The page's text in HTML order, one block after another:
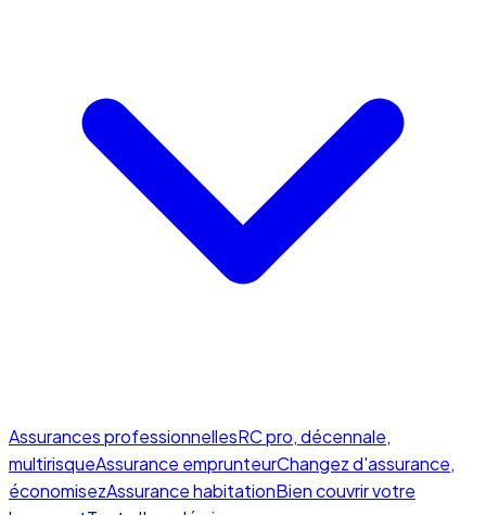
Assurances professionnellesRC pro, décennale,
multirisqueAssurance emprunteurChangez d'assurance,
économisezAssurance habitationBien couvrir votre